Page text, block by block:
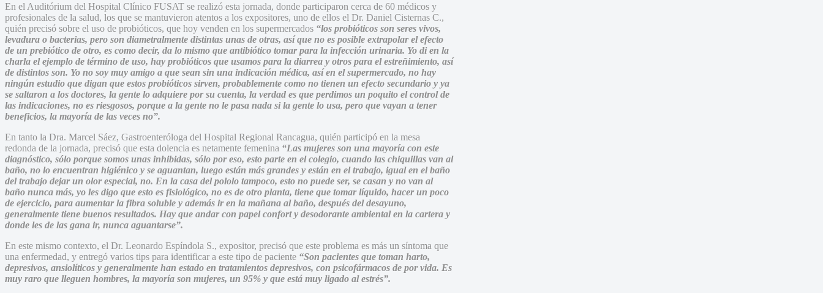
En el Auditórium del Hospital Clínico FUSAT se realizó esta jornada, donde participaron cerca de 60 médicos y
profesionales de la salud, los que se mantuvieron atentos a los expositores, uno de ellos el Dr. Daniel Cisternas C.,
quién precisó sobre el uso de probióticos, que hoy venden en los supermercados “los probióticos son seres vivos,
levadura o bacterias, pero son diametralmente distintas unas de otras, así que no es posible extrapolar el efecto
de un prebiótico de otro, es como decir, da lo mismo que antibiótico tomar para la infección urinaria. Yo di en la
charla el ejemplo de término de uso, hay probióticos que usamos para la diarrea y otros para el estreñimiento, así
de distintos son. Yo no soy muy amigo a que sean sin una indicación médica, así en el supermercado, no hay
ningún estudio que digan que estos probióticos sirven, probablemente como no tienen un efecto secundario y ya
se saltaron a los doctores, la gente lo adquiere por su cuenta, la verdad es que perdimos un poquito el control de
las indicaciones, no es riesgosos, porque a la gente no le pasa nada si la gente lo usa, pero que vayan a tener
beneficios, la mayoría de las veces no”.
En tanto la Dra. Marcel Sáez, Gastroenteróloga del Hospital Regional Rancagua, quién participó en la mesa
redonda de la jornada, precisó que esta dolencia es netamente femenina “Las mujeres son una mayoría con este
diagnóstico, sólo porque somos unas inhibidas, sólo por eso, esto parte en el colegio, cuando las chiquillas van al
baño, no lo encuentran higiénico y se aguantan, luego están más grandes y están en el trabajo, igual en el baño
del trabajo dejar un olor especial, no. En la casa del pololo tampoco, esto no puede ser, se casan y no van al
baño nunca más, yo les digo que esto es fisiológico, no es de otro planta, tiene que tomar líquido, hacer un poco
de ejercicio, para aumentar la fibra soluble y además ir en la mañana al baño, después del desayuno,
generalmente tiene buenos resultados. Hay que andar con papel confort y desodorante ambiental en la cartera y
donde les de las gana ir, nunca aguantarse”.
En este mismo contexto, el Dr. Leonardo Espíndola S., expositor, precisó que este problema es más un síntoma que
una enfermedad, y entregó varios tips para identificar a este tipo de paciente “Son pacientes que toman harto,
depresivos, ansiolíticos y generalmente han estado en tratamientos depresivos, con psicofármacos de por vida. Es
muy raro que lleguen hombres, la mayoría son mujeres, un 95% y que está muy ligado al estrés”.